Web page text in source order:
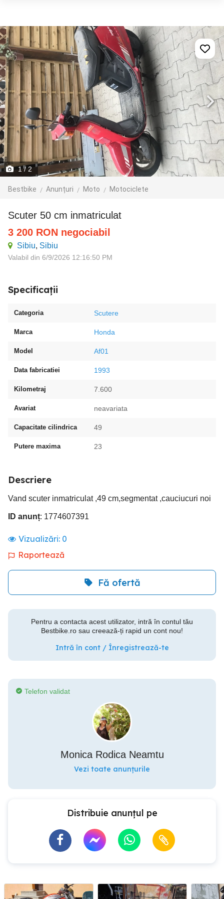
1/ 2
Bestbike Anunțuri Moto Motociclete
Scuter 50 cm inmatriculat
3 200 RON negociabil
Sibiu, Sibiu
Valabil din 6/9/2026 12:16:50 PM
Specificații
Categoria Scutere
Marca Honda
Model Af01
Data fabricatiei 1993
Kilometraj 7.600
Avariat neavariata
Capacitate cilindrica 49
Putere maxima 23
Descriere
Vand scuter inmatriculat ,49 cm,segmentat ,cauciucuri noi
ID anunț: 1774607391
Vizualizări: 0
Raportează
Fă ofertă
Pentru a contacta acest utilizator, intră în contul tău
Bestbike.ro sau creează-ți rapid un cont nou!
Intră în cont / Înregistrează-te
Telefon validat
Monica Rodica Neamtu
Vezi toate anunțurile
Distribuie anunțul pe